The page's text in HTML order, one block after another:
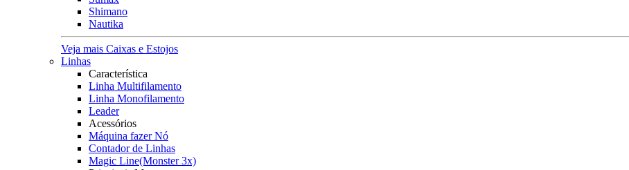
Shimano
Nautika
Veja mais Caixas e Estojos
Linhas
Característica
Linha Multifilamento
Linha Monofilamento
Leader
Acessórios
Máquina fazer Nó
Contador de Linhas
Magic Line(Monster 3x)